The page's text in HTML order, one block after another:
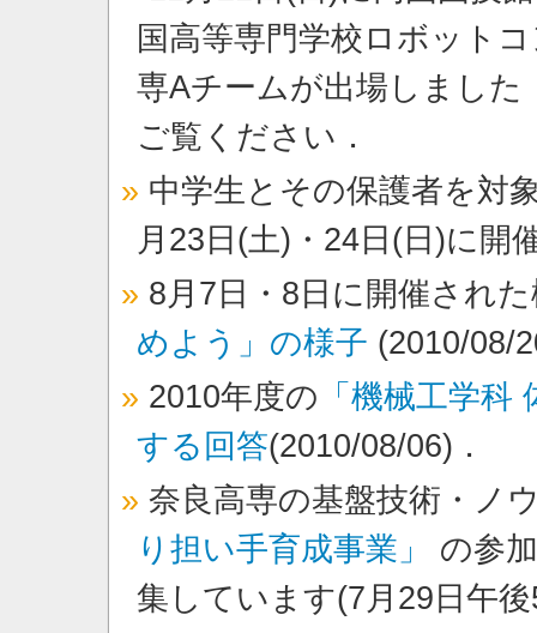
国高等専門学校ロボット
専Aチームが出場しまし
ご覧ください．
中学生とその保護者を対
月23日(土)・24日(日)に開
8月7日・8日に開催され
めよう」の様子 (2010/08/
2010年度の 「機械工学
する回答(2010/08/06)．
奈良高専の基盤技術・ノ
り担い手育成事業」 の参
集しています(7月29日午